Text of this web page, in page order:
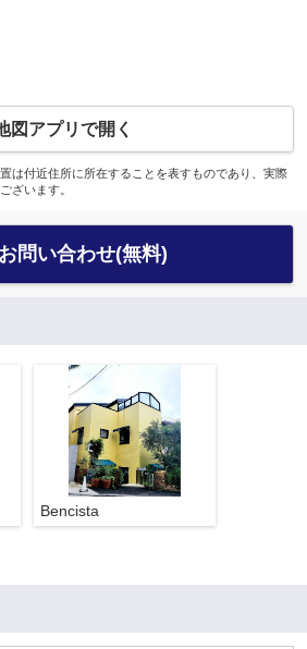
図アプリで開く
は付近住所に所在することを表すものであり、実際
ざいます。
お問い合わせ(無料)
Bencista